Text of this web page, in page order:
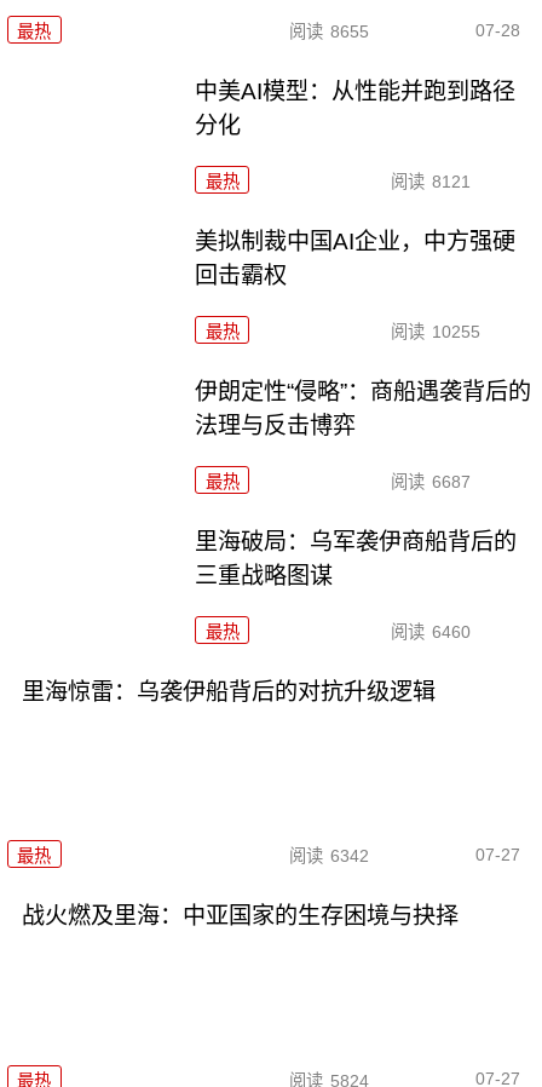
最热 阅读 8655 07-28
中美AI模型：从性能并跑到路径
分化
最热 阅读 8121
美拟制裁中国AI企业，中方强硬
回击霸权
最热 阅读 10255
伊朗定性“侵略”：商船遇袭背后的
法理与反击博弈
最热 阅读 6687
里海破局：乌军袭伊商船背后的
三重战略图谋
最热 阅读 6460
里海惊雷：乌袭伊船背后的对抗升级逻辑
最热 阅读 6342 07-27
战火燃及里海：中亚国家的生存困境与抉择
最热 阅读 5824 07-27